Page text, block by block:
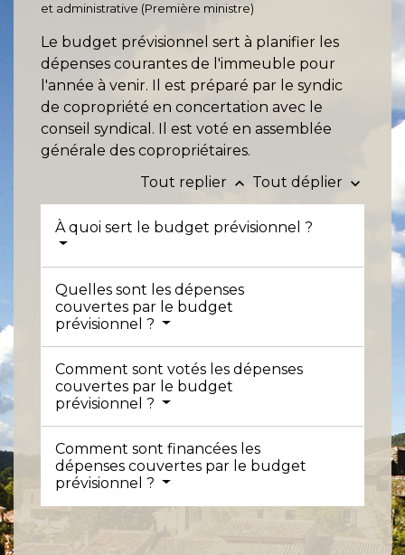
et administrative (Première ministre)
Le budget prévisionnel sert à planifier les
dépenses courantes de l'immeuble pour
l'année à venir. Il est préparé par le syndic
de copropriété en concertation avec le
conseil syndical. Il est voté en assemblée
générale des copropriétaires.
Tout replier keyboard_arrow_up Tout déplier keyboard_arrow_down
À quoi sert le budget prévisionnel ?
Quelles sont les dépenses
couvertes par le budget
prévisionnel ?
Comment sont votés les dépenses
couvertes par le budget
prévisionnel ?
Comment sont financées les
dépenses couvertes par le budget
prévisionnel ?